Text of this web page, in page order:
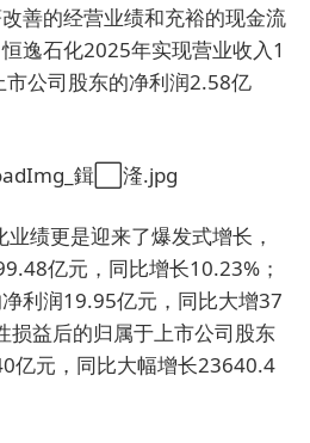
善的经营业绩和充裕的现金流
逸石化2025年实现营业收入1
公司股东的净利润2.58亿
绩更是迎来了爆发式增长，
亿元，同比增长10.23%；
利润19.95亿元，同比大增37
损益后的归属于上市公司股东
亿元，同比大幅增长23640.4